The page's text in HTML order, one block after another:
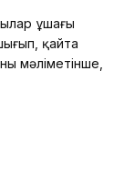
ұшағы
қайта
мәліметінше,